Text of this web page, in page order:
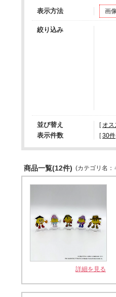
表示方法 画
絞り込み
並び替え [ オス
表示件数 [ 30件
商品一覧(12件) (カテゴリ名：
詳細を見る